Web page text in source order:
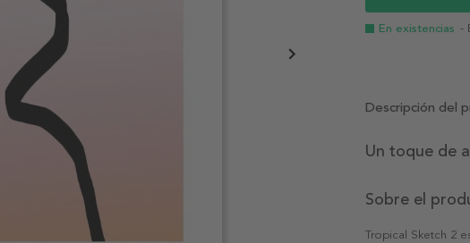
En existencias -
Descripción del
Un toque de
Sobre el
Tropical Sketch 2